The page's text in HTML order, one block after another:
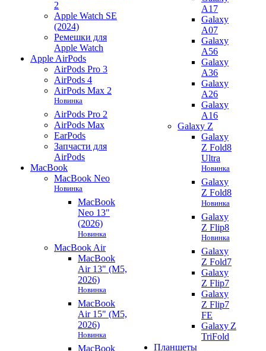
2
Apple Watch SE
(2024)
Ремешки для
Apple Watch
Apple AirPods
AirPods Pro 3
AirPods 4
AirPods Max 2
Новинка
AirPods Pro 2
AirPods Max
EarPods
Запчасти для
AirPods
MacBook
MacBook Neo
Новинка
MacBook
Neo 13"
(2026)
Новинка
MacBook Air
MacBook
Air 13" (M5,
2026)
Новинка
MacBook
Air 15" (M5,
2026)
Новинка
MacBook
A17
Galaxy
A07
Galaxy
A56
Galaxy
A36
Galaxy
A26
Galaxy
A16
Galaxy Z
Galaxy
Z Fold8
Ultra
Новинка
Galaxy
Z Fold8
Новинка
Galaxy
Z Flip8
Новинка
Galaxy
Z Fold7
Galaxy
Z Flip7
Galaxy
Z Flip7
FE
Galaxy Z
TriFold
Планшеты